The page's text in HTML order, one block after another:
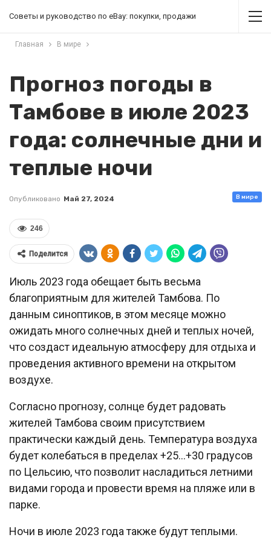
Советы и руководство по eBay: покупки, продажи
Главная В мире
Прогноз погоды в
Тамбове в июле 2023
года: солнечные дни и
теплые ночи
В мире
Опубликовано Май 27, 2024
246
Поделится
Июль 2023 года обещает быть весьма
благоприятным для жителей Тамбова. По
данным синоптиков, в этом месяце можно
ожидать много солнечных дней и теплых ночей,
что создаст идеальную атмосферу для отдыха и
проведения активного времени на открытом
воздухе.
Согласно прогнозу, солнце будет радовать
жителей Тамбова своим присутствием
практически каждый день. Температура воздуха
будет колебаться в пределах +25…+30 градусов
по Цельсию, что позволит насладиться летними
видами города и провести время на пляже или в
парке.
Ночи в июле 2023 года также будут теплыми.